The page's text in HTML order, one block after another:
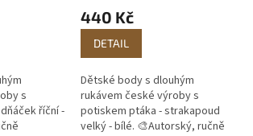
s
říční -
440 Kč
DETAIL
Dětské body s dlouhým
rukávem české výroby s
potiskem ptáka - strakapoud
velký - bílé. 🎨Autorský, ručně